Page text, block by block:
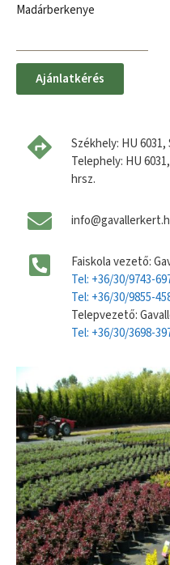
Madárberkenye
Ajánlatkérés
Székhely: HU
Telephely: HU
hrsz.
Faiskola vezető:
Tel: +36/30/9743-
Tel: +36/30/9855-
Telepvezető:
Tel: +36/30/3698-